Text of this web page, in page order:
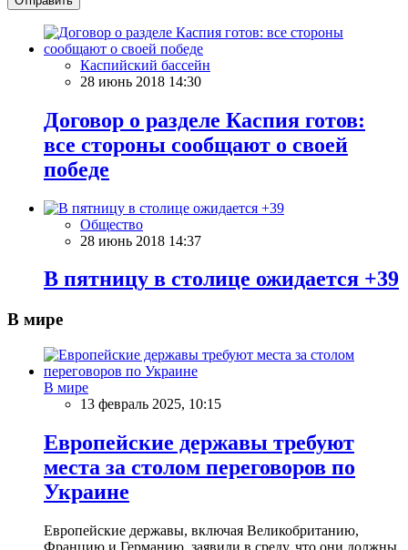
Каспийский бассейн
28 июнь 2018 14:30
Договор о разделе Каспия готов:
все стороны сообщают о своей
победе
Общество
28 июнь 2018 14:37
В пятницу в столице ожидается +39
В мире
В мире
13 февраль 2025, 10:15
Европейские державы требуют
места за столом переговоров по
Украине
Европейские державы, включая Великобританию,
Францию и Германию, заявили в среду, что они должны